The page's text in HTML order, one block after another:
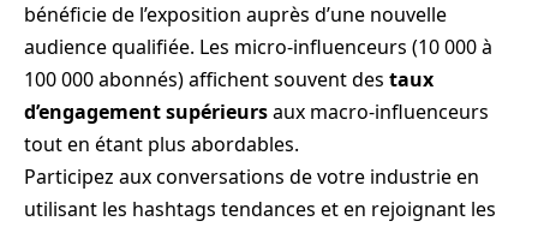
bénéficie de l’exposition auprès d’une nouvelle
audience qualifiée. Les micro-influenceurs (10 000 à
100 000 abonnés) affichent souvent des taux
d’engagement supérieursaux macro-influenceurs
tout en étant plus abordables.
Participez aux conversations de votre industrie en
utilisant les hashtags tendances et en rejoignant les